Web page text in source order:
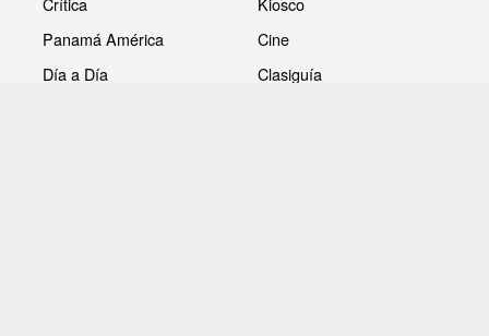
Panamá América
Día a Día
Cine
Clasiguía